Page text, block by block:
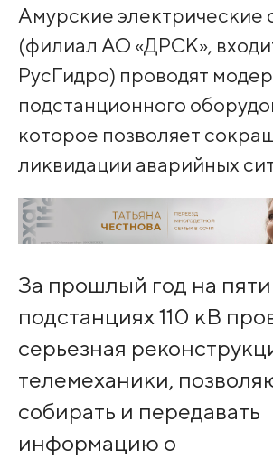
Амурские электрические
(филиал АО «ДРСК»,
РусГидро) проводят
подстанционного
которое позволяет
ликвидации аварийных
За прошлый год на пяти
подстанциях 110 кВ
серьезная
телемеханики,
собирать и передавать
информацию о